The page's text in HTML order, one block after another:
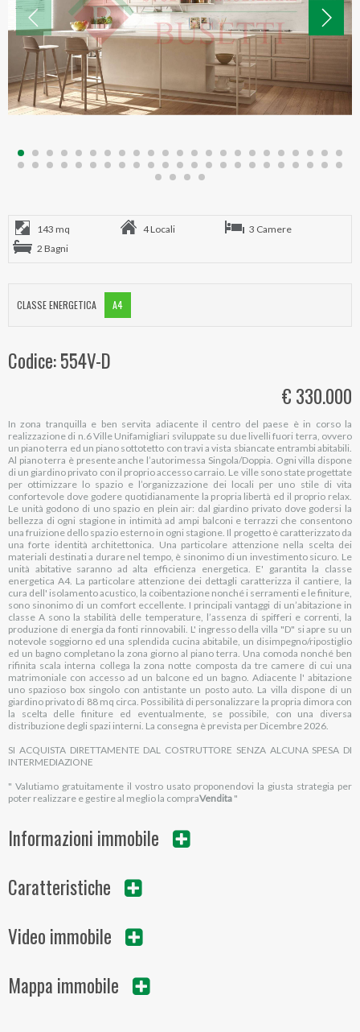
143 mq 4 Locali
3 Camere
2 Bagni
CLASSE ENERGETICA A4
Codice: 554V-D
€ 330.000
In zona tranquilla e ben servita adiacente il centro del paese è in corso la
realizzazione di n.6 Ville Unifamigliari sviluppate su due livelli fuori terra, ovvero
un piano terra ed un piano sottotetto con travi a vista sbiancate entrambi abitabili.
Al piano terra è presente anche l’autorimessa Singola/Doppia. Ogni villa dispone
di un giardino privato con il proprio accesso carraio. Le ville sono state progettate
per ottimizzare lo spazio e l’organizzazione dei locali per uno stile di vita
confortevole dove godere quotidianamente la propria libertà ed il proprio relax.
Le unità godono di uno spazio en plein air: dal giardino privato dove godersi la
bellezza di ogni stagione in intimità ad ampi balconi e terrazzi che consentono
una fruizione dello spazio esterno in ogni stagione. Il progetto è caratterizzato da
una forte identità architettonica. Una particolare attenzione nella scelta dei
materiali destinati a durare nel tempo, è sinonimo di un investimento sicuro. Le
unità abitative saranno ad alta efficienza energetica. E' garantita la classe
energetica A4. La particolare attenzione dei dettagli caratterizza il cantiere, la
cura dell' isolamento acustico, la coibentazione nonché i serramenti e le finiture,
sono sinonimo di un comfort eccellente. I principali vantaggi di un’abitazione in
classe A sono la stabilità delle temperature, l’assenza di spifferi e correnti, la
produzione di energia da fonti rinnovabili. L' ingresso della villa "D" si apre su un
notevole soggiorno ed una splendida cucina abitabile, un disimpegno/ripostiglio
ed un bagno completano la zona giorno al piano terra. Una comoda nonché ben
rifinita scala interna collega la zona notte composta da tre camere di cui una
matrimoniale con accesso ad un balcone ed un bagno. Adiacente l' abitazione
uno spazioso box singolo con antistante un posto auto. La villa dispone di un
giardino privato di 88 mq circa. Possibilità di personalizzare la propria dimora con
la scelta delle finiture ed eventualmente, se possibile, con una diversa
distribuzione degli spazi interni. La consegna è prevista per Dicembre 2026.
SI ACQUISTA DIRETTAMENTE DAL COSTRUTTORE SENZA ALCUNA SPESA DI
INTERMEDIAZIONE
" Valutiamo gratuitamente il vostro usato proponendovi la giusta strategia per
poter realizzare e gestire al meglio la compraVendita "
Informazioni immobile
Caratteristiche
Video immobile
Mappa immobile